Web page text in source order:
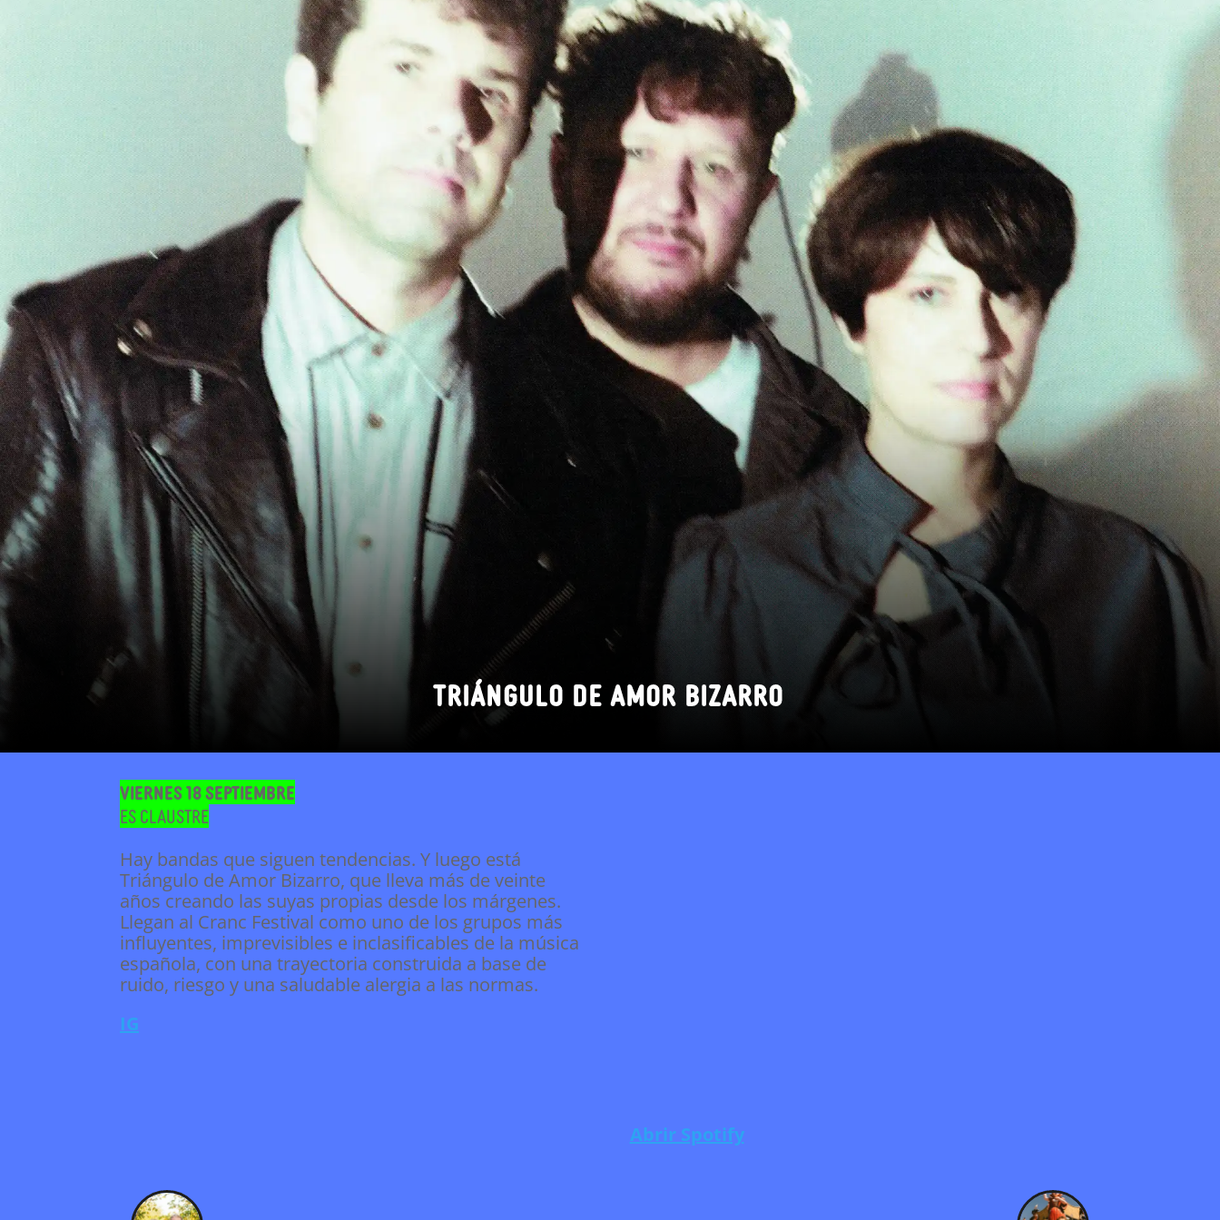
TRIÁNGULO DE AMOR BIZARRO
Viernes 18 septiembre
Es Claustre
Hay bandas que siguen tendencias. Y luego está
Triángulo de Amor Bizarro, que lleva más de veinte
años creando las suyas propias desde los márgenes.
Llegan al Cranc Festival como uno de los grupos más
influyentes, imprevisibles e inclasificables de la música
española, con una trayectoria construida a base de
ruido, riesgo y una saludable alergia a las normas.
IG
Abrir Spotify